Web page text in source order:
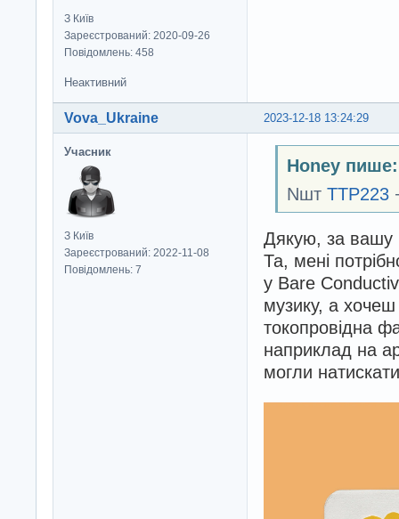
З Київ
Зареєстрований: 2020-09-26
Повідомлень: 458
Неактивний
2023-12-18 13:24:29
Vova_Ukraine
Учасник
З Київ
Зареєстрований: 2022-11-08
Повідомлень: 7
Honey пише:
Nшт TTP223
Дякую, за вашу
Та, мені
у Bare
музику, а
токопровідна
наприклад на
могли